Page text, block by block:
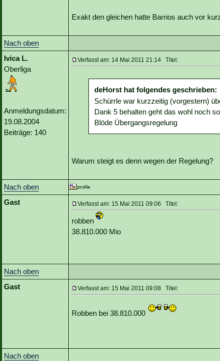
Exakt den gleichen hatte Barrios auch vor
Nach oben
Ivica L.
Oberliga
Anmeldungsdatum:
19.08.2004
Beiträge: 140
Verfasst am: 14 Mai 2011 21:14 Titel:
deHorst hat folgendes geschrieben:
Schürrle war kurzzeitig (vorgestern)
Dank 5 behalten geht das wohl noch
Blöde Übergangsregelung
Warum steigt es denn wegen der Regelung?
Nach oben
Gast
Verfasst am: 15 Mai 2011 09:06 Titel:
robben
38.810.000 Mio
Nach oben
Gast
Verfasst am: 15 Mai 2011 09:08 Titel:
Robben bei 38.810.000
Nach oben